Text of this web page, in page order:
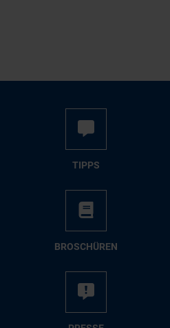
TIPPS
BRO­SCHÜ­REN